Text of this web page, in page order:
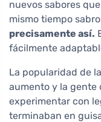
nuevos sabores
mismo tiempo
precisamente así.
fácilmente
La popularidad de
aumento y la gente
experimentar con
terminaban en